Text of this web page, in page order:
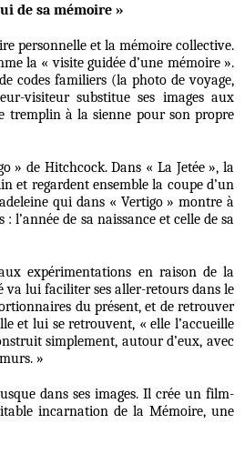
de sa mémoire »
personnelle et la mémoire collective.
la « visite guidée d’une mémoire ».
codes familiers (la photo de voyage,
visiteur substitue ses images aux
tremplin à la sienne pour son propre
» de Hitchcock. Dans « La Jetée », la
et regardent ensemble la coupe d’un
qui dans « Vertigo » montre à
l’année de sa naissance et celle de sa
expérimentations en raison de la
va lui faciliter ses aller-retours dans le
du présent, et de retrouver
et lui se retrouvent, « elle l’accueille
simplement, autour d’eux, avec
»
dans ses images. Il crée un film-
incarnation de la Mémoire, une